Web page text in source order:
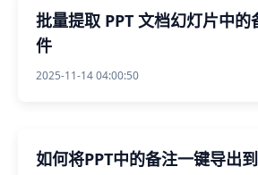
批量提取 PPT 文档幻灯片中的
件
2025-11-14 04:00:50
如何将PPT中的备注一键导出